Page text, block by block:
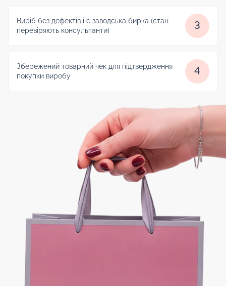
Виріб без дефектів і є заводська бирка (стан
перевіряють консультанти)
3
Збережений товарний чек для підтвердження
покупки виробу
4